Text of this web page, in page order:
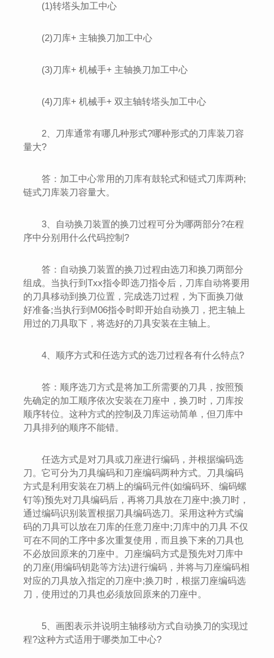
(1)转塔头加工中心
(2)刀库+ 主轴换刀加工中心
(3)刀库+ 机械手+ 主轴换刀加工中心
(4)刀库+ 机械手+ 双主轴转塔头加工中心
2、刀库通常有哪几种形式?哪种形式的刀库装刀容
量大?
答：加工中心常用的刀库有鼓轮式和链式刀库两种;
链式刀库装刀容量大。
3、自动换刀装置的换刀过程可分为哪两部分?在程
序中分别用什么代码控制?
答：自动换刀装置的换刀过程由选刀和换刀两部分
组成。当执行到Txx指令即选刀指令后，刀库自动将要用
的刀具移动到换刀位置，完成选刀过程，为下面换刀做
好准备;当执行到M06指令时即开始自动换刀，把主轴上
用过的刀具取下，将选好的刀具安装在主轴上。
4、顺序方式和任选方式的选刀过程各有什么特点?
答：顺序选刀方式是将加工所需要的刀具，按照预
先确定的加工顺序依次安装在刀座中，换刀时，刀库按
顺序转位。这种方式的控制及刀库运动简单，但刀库中
刀具排列的顺序不能错。
任选方式是对刀具或刀座进行编码，并根据编码选
刀。它可分为刀具编码和刀座编码两种方式。刀具编码
方式是利用安装在刀柄上的编码元件(如编码环、编码螺
钉等)预先对刀具编码后，再将刀具放在刀座中;换刀时，
通过编码识别装置根据刀具编码选刀。采用这种方式编
码的刀具可以放在刀库的任意刀座中;刀库中的刀具 不仅
可在不同的工序中多次重复使用，而且换下来的刀具也
不必放回原来的刀座中。刀座编码方式是预先对刀库中
的刀座(用编码钥匙等方法)进行编码，并将与刀座编码相
对应的刀具放入指定的刀座中;换刀时，根据刀座编码选
刀，使用过的刀具也必须放回原来的刀座中。
5、画图表示并说明主轴移动方式自动换刀的实现过
程?这种方式适用于哪类加工中心?